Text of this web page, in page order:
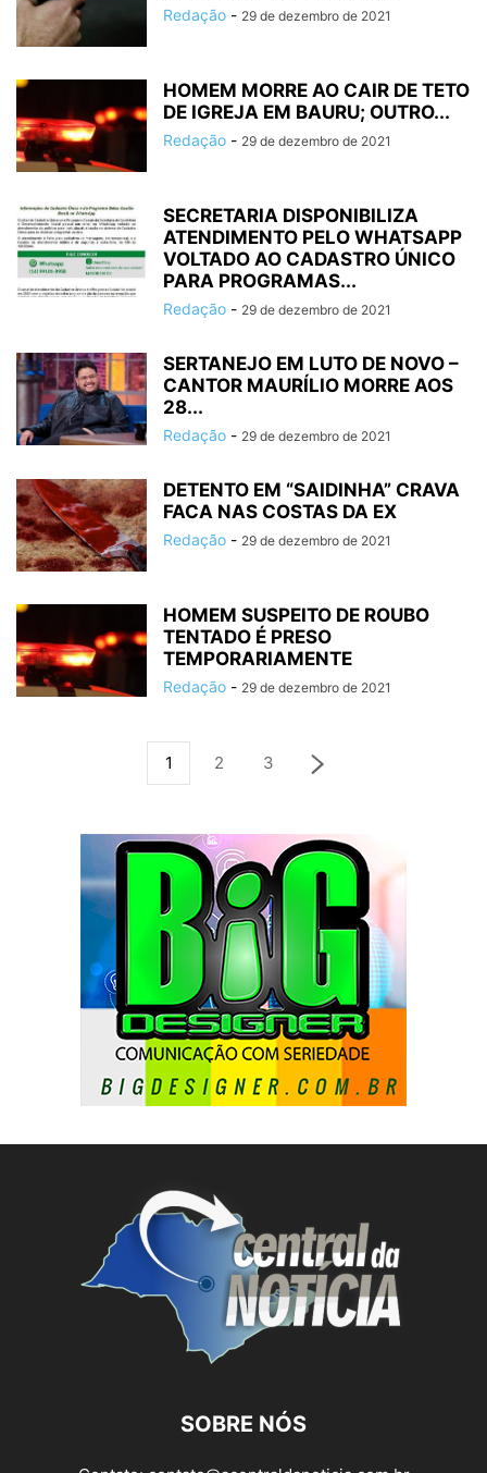
Redação - 29 de dezembro de 2021
HOMEM MORRE AO CAIR DE TETO
DE IGREJA EM BAURU; OUTRO...
Redação - 29 de dezembro de 2021
SECRETARIA DISPONIBILIZA
ATENDIMENTO PELO WHATSAPP
VOLTADO AO CADASTRO ÚNICO
PARA PROGRAMAS...
Redação - 29 de dezembro de 2021
SERTANEJO EM LUTO DE NOVO –
CANTOR MAURÍLIO MORRE AOS
28...
Redação - 29 de dezembro de 2021
DETENTO EM “SAIDINHA” CRAVA
FACA NAS COSTAS DA EX
Redação - 29 de dezembro de 2021
HOMEM SUSPEITO DE ROUBO
TENTADO É PRESO
TEMPORARIAMENTE
Redação - 29 de dezembro de 2021
1 2 3
SOBRE NÓS